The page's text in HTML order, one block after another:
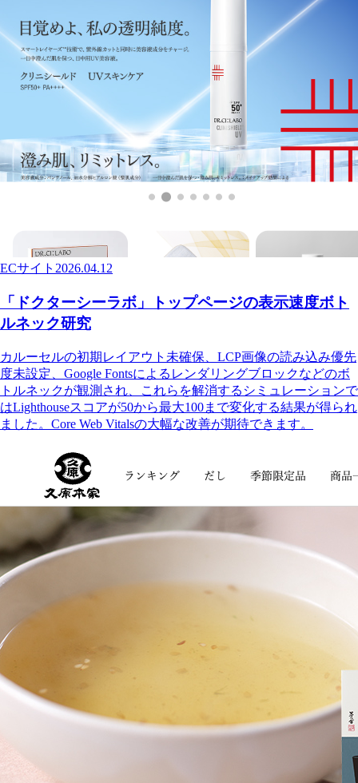
ECサイト 2026.04.12
「ドクターシーラボ」トップページの表示速度ボト
ルネック研究
カルーセルの初期レイアウト未確保、LCP画像の読み込み優先
度未設定、Google Fontsによるレンダリングブロックなどのボ
トルネックが観測され、これらを解消するシミュレーションで
はLighthouseスコアが50から最大100まで変化する結果が得られ
ました。Core Web Vitalsの大幅な改善が期待できます。